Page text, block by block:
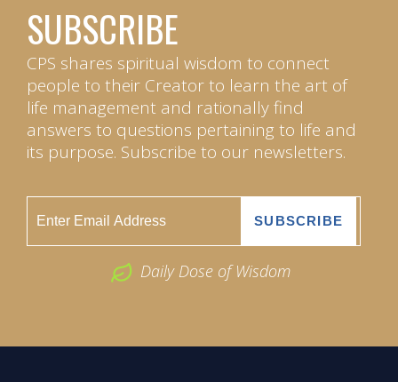
SUBSCRIBE
CPS shares spiritual wisdom to connect
people to their Creator to learn the art of
life management and rationally find
answers to questions pertaining to life and
its purpose. Subscribe to our newsletters.
Daily Dose of Wisdom